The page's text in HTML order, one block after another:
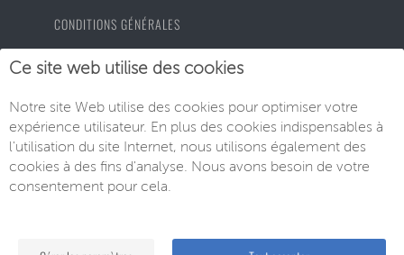
CONDITIONS GÉNÉRALES
PROTECTION DES DONNÉES
MENTIONS LÉGALES
© EU-Neuwagen Knott GmbH
Ce site web utilise des cookies
Notre site Web utilise des cookies pour optimiser votre
expérience utilisateur. En plus des cookies indispensables à
l'utilisation du site Internet, nous utilisons également des
cookies à des fins d'analyse. Nous avons besoin de votre
consentement pour cela.